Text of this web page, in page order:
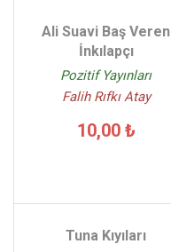
Ali Suavi Baş Veren
İnkılapçı
Pozitif Yayınları
Falih Rıfkı Atay
10,00 ₺
Tuna Kıyıları